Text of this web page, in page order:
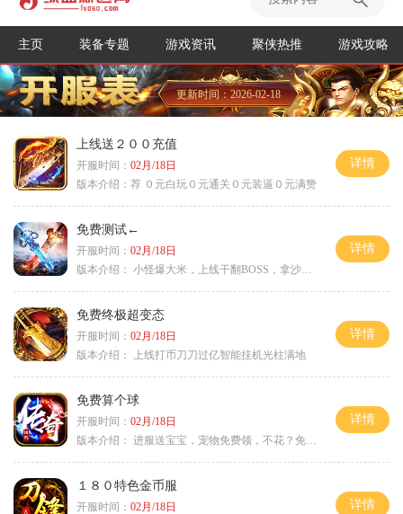
主页 装备专题 游戏资讯 聚侠热推 游戏攻略
更新时间：2026-02-18
上线送２００充值
开服时间： 02月/18日
版本介绍： 荐 ０元白玩０元通关０元装逼０元满赞
详情
免费测试←
开服时间： 02月/18日
版本介绍： 小怪爆大米，上线干翻BOSS，拿沙大奖
详情
免费终极超变态
开服时间： 02月/18日
版本介绍：
上线打币刀刀过亿智能挂机光柱满地
详情
免费算个球
开服时间： 02月/18日
版本介绍： 进服送宝宝，宠物免费领，不花？免费通关！
详情
１８０特色金币服
开服时间： 02月/18日
详情